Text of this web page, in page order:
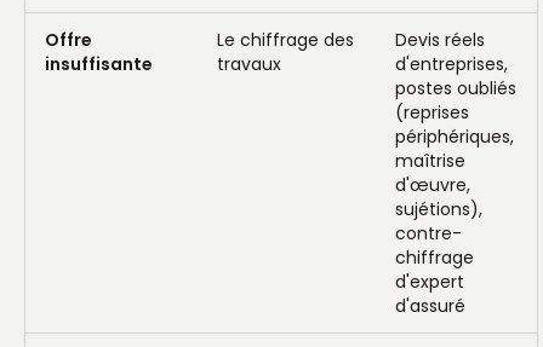
Offre
insuffisante
Le chiffrage des
travaux
Devis réels
d'entreprises,
postes oubliés
(reprises
périphériques,
maîtrise
d'œuvre,
sujétions),
contre-
chiffrage
d'expert
d'assuré